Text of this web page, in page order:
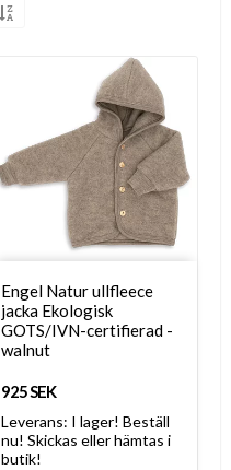
Engel Natur ullfleece
jacka Ekologisk
GOTS/IVN-certifierad -
walnut
925 SEK
Leverans: I lager! Beställ
nu! Skickas eller hämtas i
butik!